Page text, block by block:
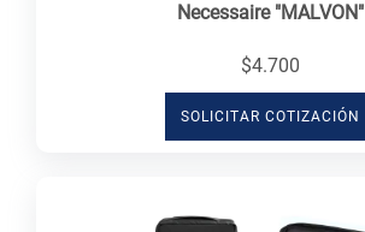
Necessaire "MALVON"
$4.700
SOLICITAR COTIZACIÓN